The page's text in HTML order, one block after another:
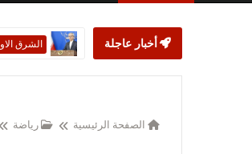
أخبار عاجلة الشرق
الصفحة الرئيسية رياضة